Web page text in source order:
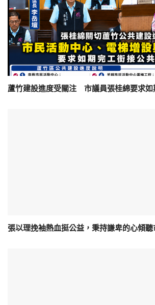
蘆竹建設進度受關注 市議員張桂綿要求如
張以理挽袖熱血挺公益，秉持謙卑的心傾